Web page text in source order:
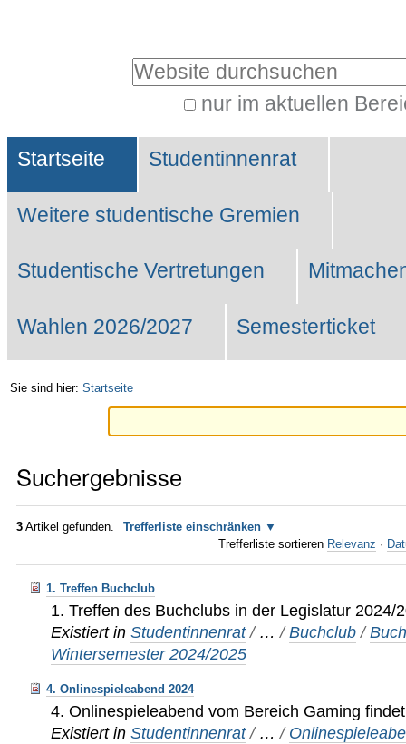
Website durchsuchen
nur im aktuellen
Suche…
Sektionen
Startseite Studentinnenrat
Weitere studentische Gremien
Studentische Vertretungen
Wahlen 2026/2027 Semesterticket
Sie sind hier: Startseite
Suchergebnisse
3 Artikel gefunden.
Trefferliste einschränken
Trefferliste sortieren Relevanz ·
1. Treffen Buchclub
1. Treffen des Buchclubs in der Legislatur 2024/
Existiert in Studentinnenrat / …/Buchclub /
Wintersemester 2024/2025
4. Onlinespieleabend 2024
4. Onlinespieleabend vom Bereich Gaming
Existiert in Studentinnenrat / …/